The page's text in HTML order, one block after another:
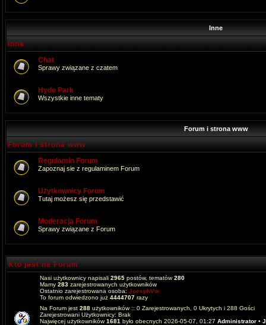
Inne
Inne
Chat
Sprawy związane z czatem
Hyde Park
Wszystkie inne tematy
Forum i strona www
Forum i strona www
Regulamin Forum
Zapoznaj sie z regulaminem Forum
Użytkownicy Forum
Tutaj możesz się przedstawić
Moderacja Forum
Sprawy związane z Forum
Kto jest na Forum
Nasi użytkownicy napisali 2965 postów, tematów280
Mamy 283 zarejestrowanych użytkowników
Ostatnio zarejestrowana osoba: JoesphVw
To forum odwiedzono już 4444707 razy
Na Forum jest 288 użytkowników :: 0 Zarejestrowanych, 0 Ukrytych i 288 Gości
Zarejestrowani Użytkownicy: Brak
Najwięcej użytkowników1681 było obecnych 2026-05-07, 01:27 Administrator •